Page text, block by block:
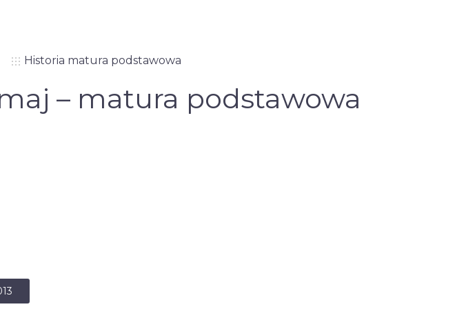
Historia matura podstawowa
– matura podstawowa